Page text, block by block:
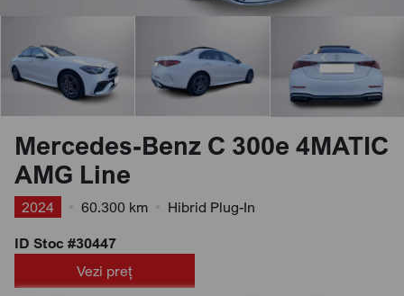
Mercedes-Benz C 300e 4MATIC
AMG Line
2024 60.300 km
Hibrid Plug-In
ID Stoc #30447
Vezi preț